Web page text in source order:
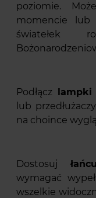
poziomie.
momencie lub
światełek
Podłącz
lub
na choince
Dostosuj
wymagać
wszelkie